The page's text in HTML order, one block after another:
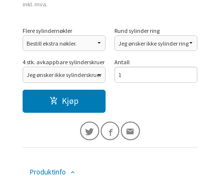
inkl. mva.
Flere sylindernøkler Rund sylinder ring
4 stk. avkappbare sylinderskruer Antall
Kjøp
Produktinfo